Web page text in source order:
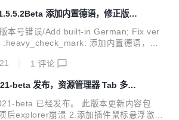
development tool variables /...
添加内置德语，修正版本
本号错误/Add built-in German; Fix ver
添加内置德语，添
qttabbar图标ico :heavy_check_mark:
Add built-in German, add
:heavy_check_mar...
1 评论
beta 发布，资源管理器 Tab 多标
beta 已经发布。 此版本更新内容包
后explorer崩溃 2.添加插件鼠标悬浮激活